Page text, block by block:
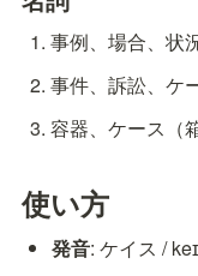
事例、場合、状
事件、訴訟、ケ
容器、ケース（
使い方
発音: ケイス /